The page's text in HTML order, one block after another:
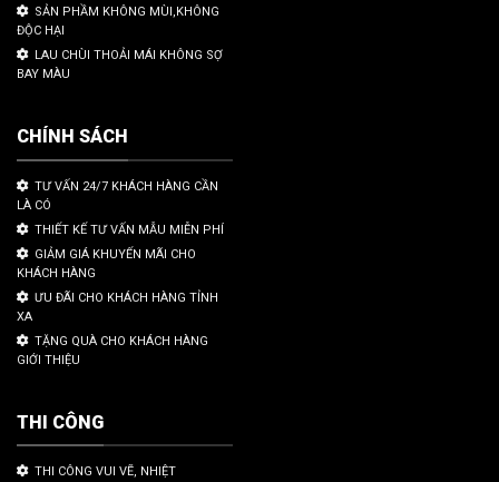
SẢN PHẦM KHÔNG MÙI,KHÔNG
ĐỘC HẠI
LAU CHÙI THOẢI MÁI KHÔNG SỢ
BAY MÀU
CHÍNH SÁCH
TƯ VẤN 24/7 KHÁCH HÀNG CẦN
LÀ CÓ
THIẾT KẾ TƯ VẤN MẪU MIỄN PHÍ
GIẢM GIÁ KHUYẾN MÃI CHO
KHÁCH HÀNG
ƯU ĐÃI CHO KHÁCH HÀNG TỈNH
XA
TẶNG QUÀ CHO KHÁCH HÀNG
GIỚI THIỆU
THI CÔNG
THI CÔNG VUI VẼ, NHIỆT